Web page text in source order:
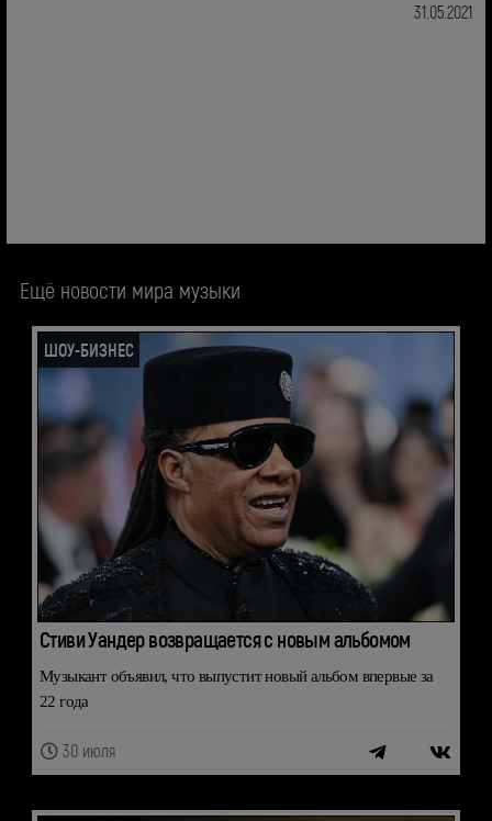
31.05.2021
Ещё новости мира музыки
ШОУ-БИЗНЕС
Стиви Уандер возвращается с новым альбомом
Музыкант объявил, что выпустит новый альбом впервые за
22 года
30 июля